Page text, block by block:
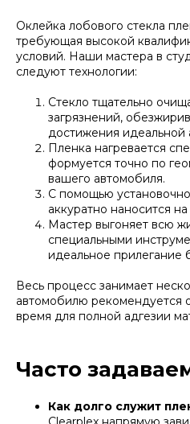
Оклейка лобового стекла
требующая высокой
условий. Наши мастера в
следуют технологии:
Стекло тщательно
загрязнений,
достижения идеальной
Пленка нагревается
формуется точно по
вашего автомобиля.
С помощью
аккуратно наносится на
Мастер выгоняет всю
специальными
идеальное прилегание
Весь процесс занимает
автомобилю рекомендуется
время для полной адгезии
Часто
Как долго служит